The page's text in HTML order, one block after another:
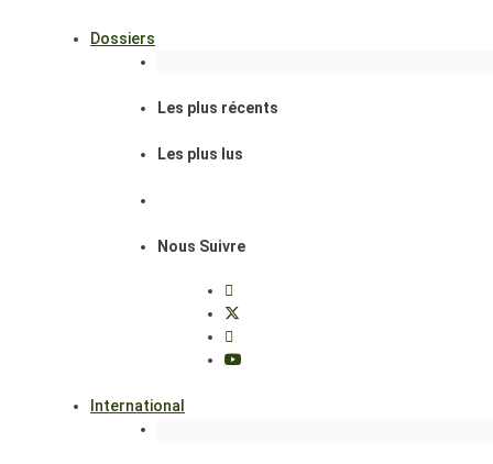
Dossiers
Les plus récents
Les plus lus
Nous Suivre
International